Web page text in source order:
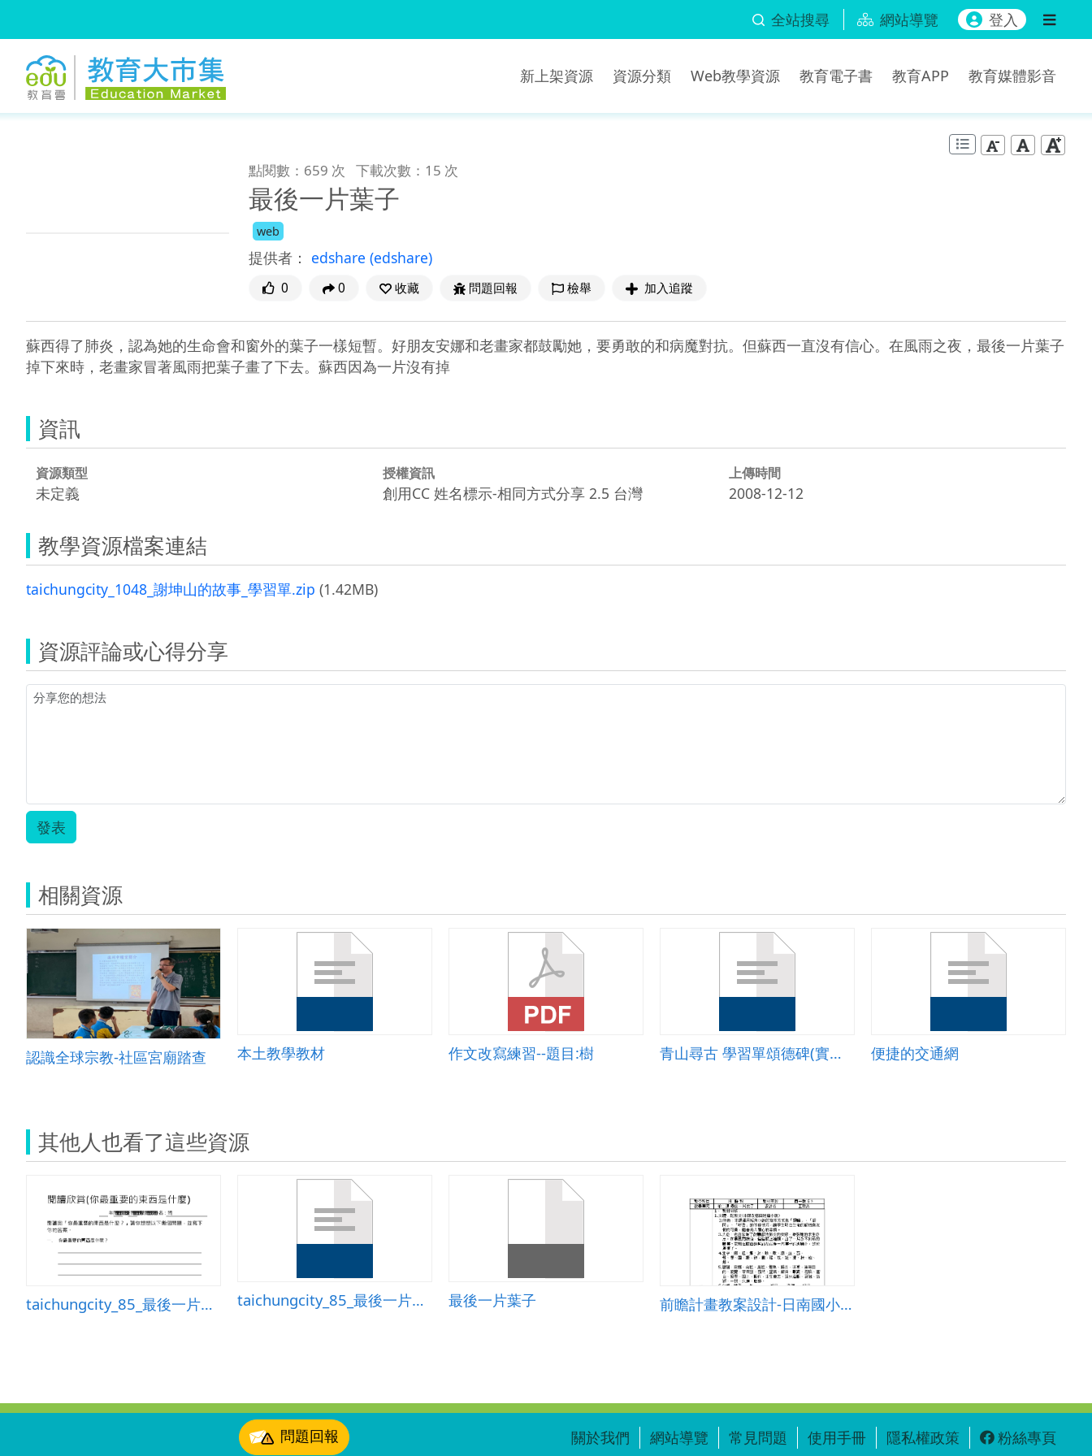
全站搜尋 網站導覽 登入
新上架資源 資源分類 Web教學資源 教育電子書 教育APP 教育媒體影音
點閱數：659 次 下載次數：15 次
最後一片葉子
web
提供者： edshare (edshare)
0 0 收藏 問題回報 檢舉 加入追蹤
蘇西得了肺炎，認為她的生命會和窗外的葉子一樣短暫。好朋友安娜和老畫家都鼓勵她，要勇敢的和病魔對抗。但蘇西一直沒有信心。在風雨之夜，最後一片葉子
掉下來時，老畫家冒著風雨把葉子畫了下去。蘇西因為一片沒有掉
資訊
資源類型
未定義
授權資訊
創用CC 姓名標示-相同方式分享 2.5 台灣
上傳時間
2008-12-12
教學資源檔案連結
taichungcity_1048_謝坤山的故事_學習單.zip (1.42MB)
資源評論或心得分享
發表
相關資源
認識全球宗教-社區宮廟踏查 本土教學教材 作文改寫練習--題目:樹 青山尋古 學習單頌德碑(實施)1-2-8年級_瑞芳國中_曾豔華老師 便捷的交通網
其他人也看了這些資源
taichungcity_85_最後一片葉子學習單 taichungcity_85_最後一片葉子教案 最後一片葉子 前瞻計畫教案設計-日南國小王致善老師&mdash;教學與學習應用「資訊科技」教案&mdash;最後一片葉子
問題回報 關於我們 網站導覽 常見問題 使用手冊 隱私權政策 粉絲專頁